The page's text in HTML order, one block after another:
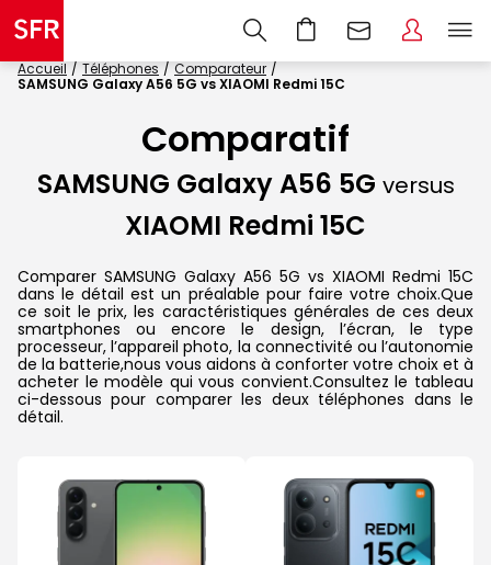
Accueil Téléphones
Comparateur
SAMSUNG Galaxy A56 5G vs XIAOMI Redmi 15C
Comparatif
SAMSUNG Galaxy A56 5G versus
XIAOMI Redmi 15C
Comparer SAMSUNG Galaxy A56 5G vs XIAOMI Redmi 15C
dans le détail est un préalable pour faire votre choix.Que
ce soit le prix, les caractéristiques générales de ces deux
smartphones ou encore le design, l’écran, le type
processeur, l’appareil photo, la connectivité ou l’autonomie
de la batterie,nous vous aidons à conforter votre choix et à
acheter le modèle qui vous convient.Consultez le tableau
ci-dessous pour comparer les deux téléphones dans le
détail.